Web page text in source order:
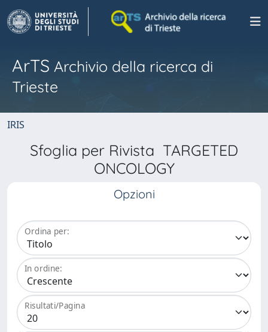
ArTS Archivio della ricerca di
Trieste
IRIS
Sfoglia per Rivista TARGETED
ONCOLOGY
Opzioni
Ordina per:
In ordine:
Risultati/Pagina